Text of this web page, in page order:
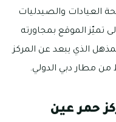
العيادات والصيدليات
تميّز الموقع بمجاورته
الذي يبعد عن المركز
مطار دبي الدولي.
حمر عين